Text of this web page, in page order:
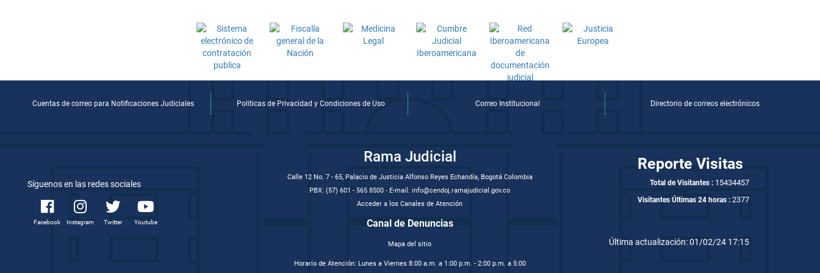
Cuentas de correo para Notificaciones Judiciales Politicas de Privacidad y Condiciones de Uso Correo Institucional Directorio de correos electrónicos
Síguenos en las redes sociales
Facebook Instagram Twitter Youtube
Rama Judicial
Calle 12 No. 7 - 65, Palacio de Justicia Alfonso Reyes Echandía, Bogotá Colombia
PBX: (57) 601 - 565 8500 - E-mail: info@cendoj.ramajudicial.gov.co
Acceder a los Canales de Atención
Canal de Denuncias
Mapa del sitio
Horario de Atención: Lunes a Viernes 8:00 a.m. a 1:00 p.m. - 2:00 p.m. a 5:00
Reporte Visitas
Total de Visitantes : 15434457
Visitantes Últimas 24 horas : 2377
Última actualización: 01/02/24 17:15